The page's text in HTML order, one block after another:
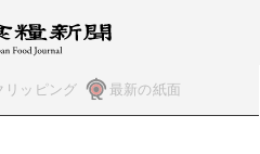
リッピング 最新の紙面